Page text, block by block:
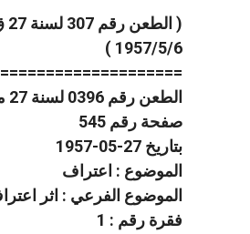
(
1957/5/6 )
صفحة رقم 545
بتاريخ 27-05-1957
الموضوع : اعتراف
الموضوع الفرعي : اثر
فقرة رقم : 1